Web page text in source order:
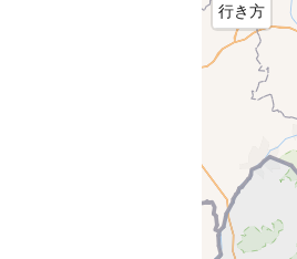
行き方